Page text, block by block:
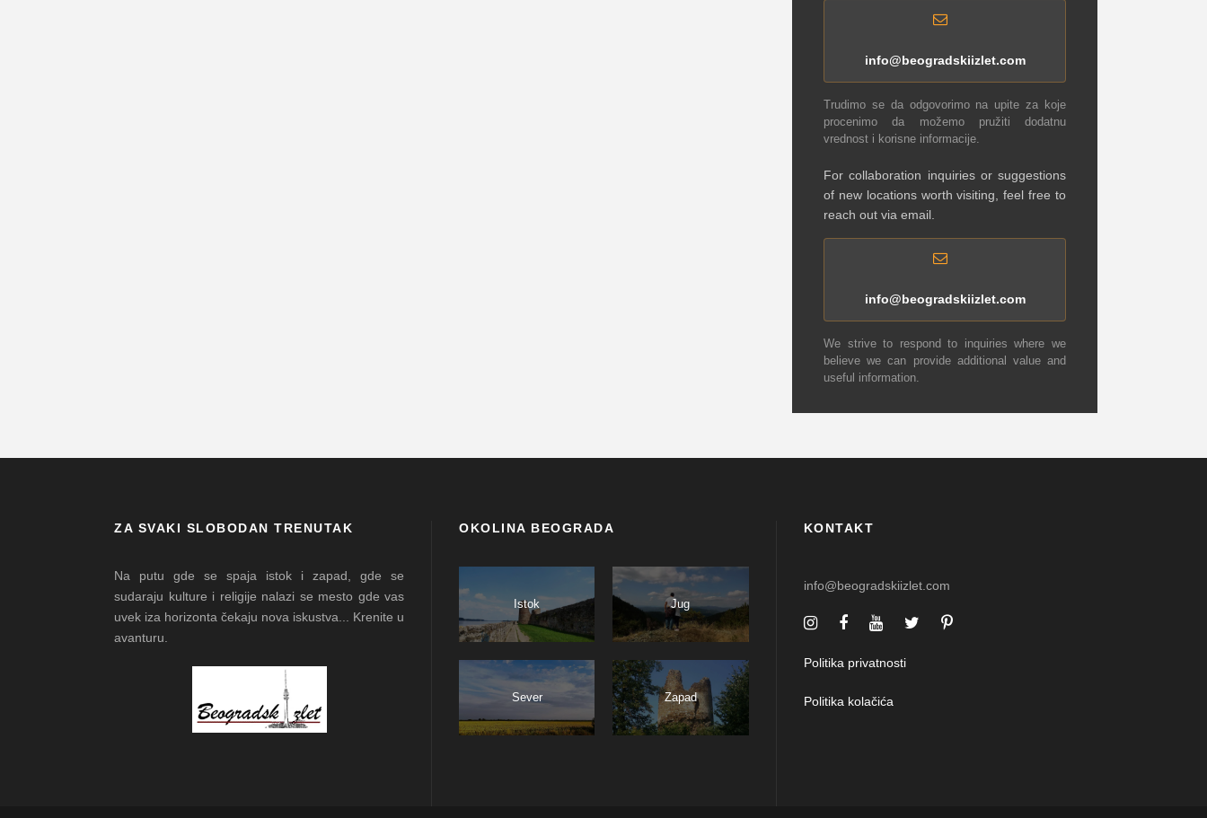
info@beogradskiizlet.com
Trudimo se da odgovorimo na upite za koje
procenimo da možemo pružiti dodatnu
vrednost i korisne informacije.
For collaboration inquiries or suggestions
of new locations worth visiting, feel free to
reach out via email.
info@beogradskiizlet.com
We strive to respond to inquiries where we
believe we can provide additional value and
useful information.
ZA SVAKI SLOBODAN TRENUTAK
Na putu gde se spaja istok i zapad, gde se
sudaraju kulture i religije nalazi se mesto gde vas
uvek iza horizonta čekaju nova iskustva... Krenite u
avanturu.
OKOLINA BEOGRADA
Istok Jug
Sever Zapad
KONTAKT
info@beogradskiizlet.com
Politika privatnosti
Politika kolačića